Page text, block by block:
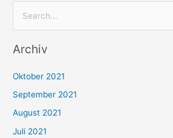
c
n
n
a
Archiv
Oktober 2021
September 2021
August 2021
Juli 2021